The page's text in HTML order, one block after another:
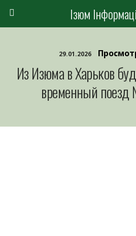
Ізюм
29.01.2026
Из Изюма в Харьков
временный